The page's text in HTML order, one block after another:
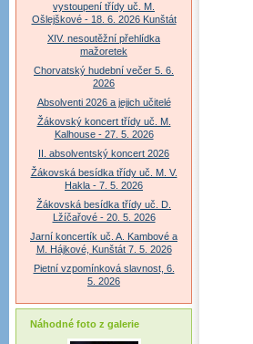
vystoupení třídy uč. M.
Ošlejškové - 18. 6. 2026 Kunštát
XIV. nesoutěžní přehlídka
mažoretek
Chorvatský hudební večer 5. 6.
2026
Absolventi 2026 a jejich učitelé
Žákovský koncert třídy uč. M.
Kalhouse - 27. 5. 2026
II. absolventský koncert 2026
Žákovská besídka třídy uč. M. V.
Hakla - 7. 5. 2026
Žákovská besídka třídy uč. D.
Lžíčařové - 20. 5. 2026
Jarní koncertík uč. A. Kambové a
M. Hájkové, Kunštát 7. 5. 2026
Pietní vzpomínková slavnost, 6.
5. 2026
Náhodné foto z galerie